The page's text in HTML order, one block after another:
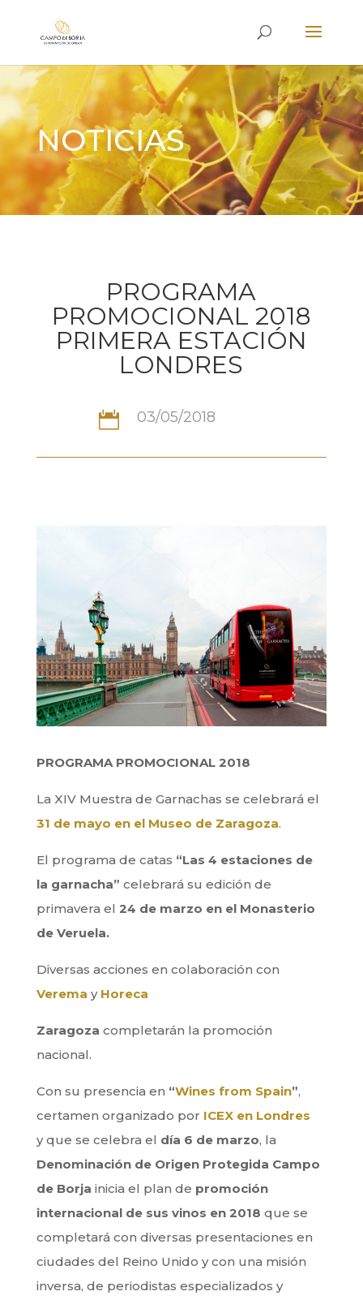
NOTICIAS
PROGRAMA
PROMOCIONAL 2018
PRIMERA ESTACIÓN
LONDRES
 03/05/2018
PROGRAMA PROMOCIONAL 2018
La XIV Muestra de Garnachas se celebrará el
31 de mayo en el Museo de Zaragoza.
El programa de catas “Las 4 estaciones de
la garnacha” celebrará su edición de
primavera el 24 de marzo en el Monasterio
de Veruela.
Diversas acciones en colaboración con
Verema y Horeca
Zaragoza completarán la promoción
nacional.
Con su presencia en “Wines from Spain”,
certamen organizado por ICEX en Londres
y que se celebra el día 6 de marzo, la
Denominación de Origen Protegida Campo
de Borja inicia el plan de promoción
internacional de sus vinos en 2018 que se
completará con diversas presentaciones en
ciudades del Reino Unido y con una misión
inversa, de periodistas especializados y